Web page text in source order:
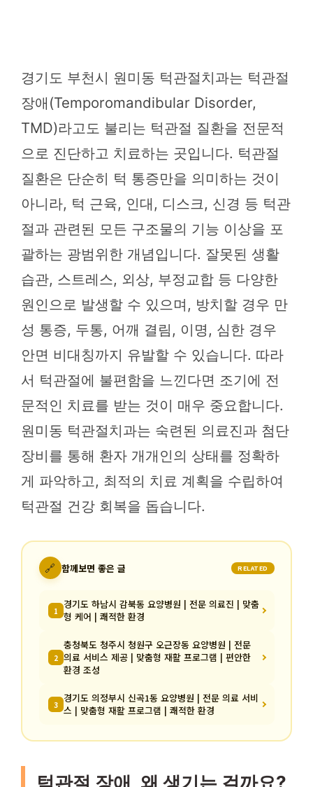
경기도 부천시 원미동 턱관절치과는 턱관절
장애(Temporomandibular Disorder,
TMD)라고도 불리는 턱관절 질환을 전문적
으로 진단하고 치료하는 곳입니다. 턱관절
질환은 단순히 턱 통증만을 의미하는 것이
아니라, 턱 근육, 인대, 디스크, 신경 등 턱관
절과 관련된 모든 구조물의 기능 이상을 포
괄하는 광범위한 개념입니다. 잘못된 생활
습관, 스트레스, 외상, 부정교합 등 다양한
원인으로 발생할 수 있으며, 방치할 경우 만
성 통증, 두통, 어깨 결림, 이명, 심한 경우
안면 비대칭까지 유발할 수 있습니다. 따라
서 턱관절에 불편함을 느낀다면 조기에 전
문적인 치료를 받는 것이 매우 중요합니다.
원미동 턱관절치과는 숙련된 의료진과 첨단
장비를 통해 환자 개개인의 상태를 정확하
게 파악하고, 최적의 치료 계획을 수립하여
턱관절 건강 회복을 돕습니다.
🔗 함께보면 좋은 글 RELATED
1 경기도 하남시 감북동 요양병원 | 전문 의료진 | 맞춤
형 케어 | 쾌적한 환경
2
충청북도 청주시 청원구 오근장동 요양병원 | 전문
의료 서비스 제공 | 맞춤형 재활 프로그램 | 편안한
환경 조성
3 경기도 의정부시 신곡1동 요양병원 | 전문 의료 서비
스 | 맞춤형 재활 프로그램 | 쾌적한 환경
턱관절 장애, 왜 생기는 걸까요?